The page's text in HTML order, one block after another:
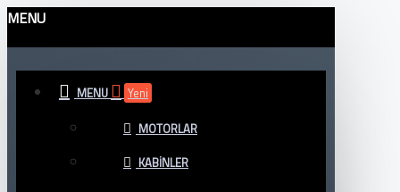
MENU
MENU
Yeni
MOTORLAR
KABINLER